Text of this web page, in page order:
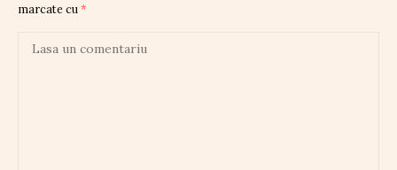
marcate cu *